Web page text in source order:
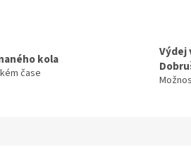
kola
čase
Výdej